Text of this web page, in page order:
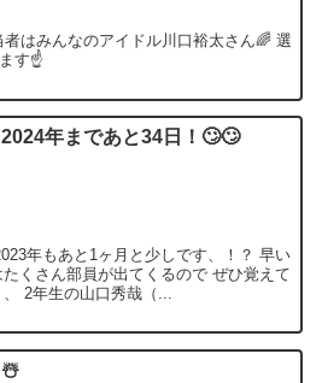
はみんなのアイドル川口裕太さん🌈 選
す☝️
2024年まであと34日！🙄🙄
年もあと1ヶ月と少しです、！？ 早い
くさん部員が出てくるので ぜひ覚えて
2年生の山口秀哉（...
☃️